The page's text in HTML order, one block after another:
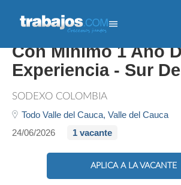
Operario/a De Aseo
Con Minimo 1 Año
Experiencia - Sur
SODEXO COLOMBIA
Todo Valle del Cauca, Valle del Cauca
24/06/2026
1 vacante
APLICA A LA VACANTE